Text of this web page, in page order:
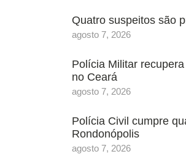
Quatro suspeitos são
agosto 7, 2026
Polícia Militar
no Ceará
agosto 7, 2026
Polícia Civil cumpre
Rondonópolis
agosto 7, 2026